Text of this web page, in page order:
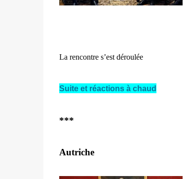
La rencontre s’est déroulée
Suite et réactions à chaud
***
Autriche